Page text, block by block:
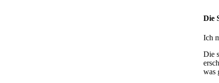
Die
Ich
Die
was